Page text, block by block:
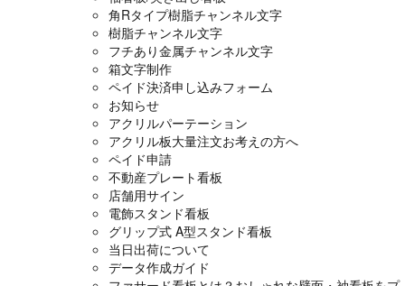
角Rタイプ樹脂チャンネル文字
樹脂チャンネル文字
フチあり金属チャンネル文字
箱文字制作
ペイド決済申し込みフォーム
お知らせ
アクリルパーテーション
アクリル板大量注文お考えの方へ
ペイド申請
不動産プレート看板
店舗用サイン
電飾スタンド看板
グリップ式 A型スタンド看板
当日出荷について
データ作成ガイド